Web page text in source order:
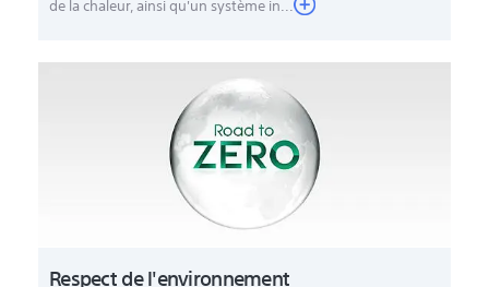
de la chaleur, ainsi qu'un système in...
Respect de l'environnement